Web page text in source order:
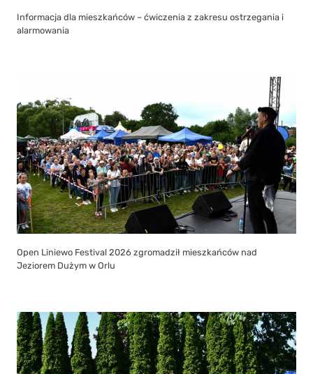
Open Liniewo Festival 2026 zgromadził mieszkańców nad
Jeziorem Dużym w Orlu
Stypendia Wójta Gminy Liniewo